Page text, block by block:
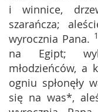
i winnice,
szarańcza;
wyrocznia Pana.
na Egipt;
młodzieńców, a
ogniu spłonęły
się na was*,